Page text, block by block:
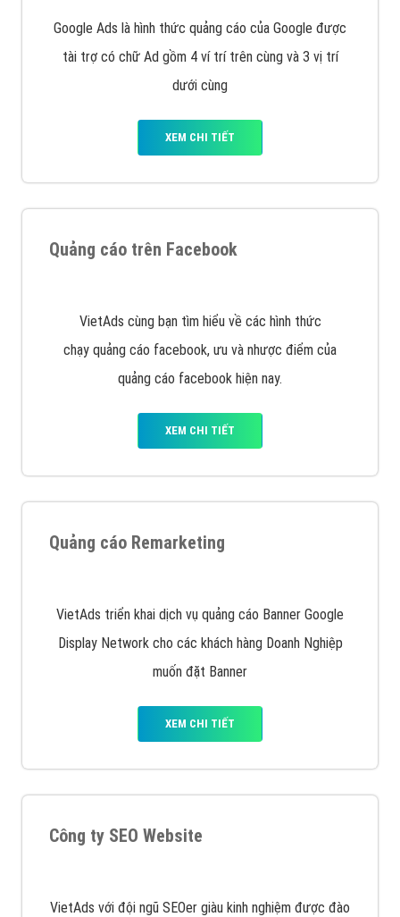
Google Ads là hình thức quảng cáo của Google được
tài trợ có chữ Ad gồm 4 ví trí trên cùng và 3 vị trí
dưới cùng
XEM CHI TIẾT
Quảng cáo trên Facebook
VietAds cùng bạn tìm hiểu về các hình thức
chạy quảng cáo facebook, ưu và nhược điểm của
quảng cáo facebook hiện nay.
XEM CHI TIẾT
Quảng cáo Remarketing
VietAds triển khai dịch vụ quảng cáo Banner Google
Display Network cho các khách hàng Doanh Nghiệp
muốn đặt Banner
XEM CHI TIẾT
Công ty SEO Website
VietAds với đội ngũ SEOer giàu kinh nghiệm được đào